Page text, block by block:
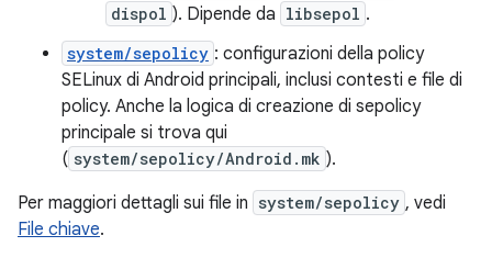
dispol ). Dipende da libsepol .
system/sepolicy : configurazioni della policy
SELinux di Android principali, inclusi contesti e file di
policy. Anche la logica di creazione di sepolicy
principale si trova qui
( system/sepolicy/Android.mk ).
Per maggiori dettagli sui file in system/sepolicy , vedi
File chiave.